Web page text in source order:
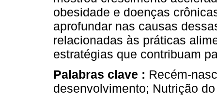
obesidade e doenças
aprofundar nas causas
relacionadas às práticas
estratégias que contribuam
Palabras clave : Recém-
desenvolvimento; Nutrição